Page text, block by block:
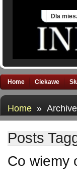
Dla
Home Ciekawe
Home »
Posts
Co wiemy